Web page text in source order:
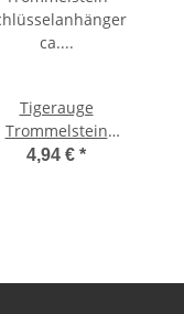
Tigerauge
Trommelstein
ca.
4,94 € *